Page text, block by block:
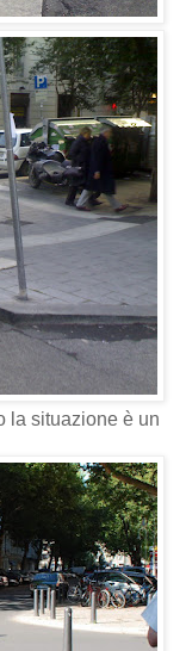
la situazione è un